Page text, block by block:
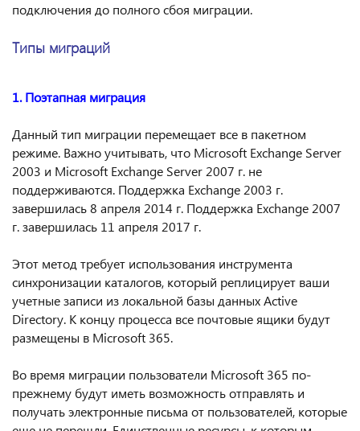
подключения до полного сбоя миграции.
Типы миграций
1. Поэтапная миграция
Данный тип миграции перемещает все в пакетном
режиме. Важно учитывать, что Microsoft Exchange Server
2003 и Microsoft Exchange Server 2007 г. не
поддерживаются. Поддержка Exchange 2003 г.
завершилась 8 апреля 2014 г. Поддержка Exchange 2007
г. завершилась 11 апреля 2017 г.
Этот метод требует использования инструмента
синхронизации каталогов, который реплицирует ваши
учетные записи из локальной базы данных Active
Directory. К концу процесса все почтовые ящики будут
размещены в Microsoft 365.
Во время миграции пользователи Microsoft 365 по-
прежнему будут иметь возможность отправлять и
получать электронные письма от пользователей, которые